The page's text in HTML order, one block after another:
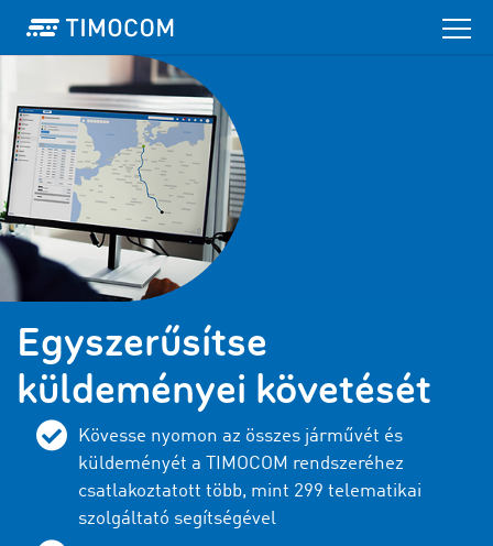
Egyszerűsítse
küldeményei követését
Kövesse nyomon az összes járművét és
küldeményét a TIMOCOM rendszeréhez
csatlakoztatott több, mint 299 telematikai
szolgáltató segítségével